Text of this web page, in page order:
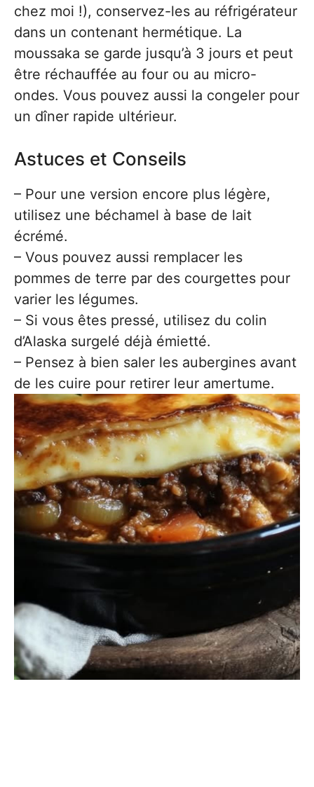
chez moi !), conservez-les au réfrigérateur
dans un contenant hermétique. La
moussaka se garde jusqu’à 3 jours et peut
être réchauffée au four ou au micro-
ondes. Vous pouvez aussi la congeler pour
un dîner rapide ultérieur.
Astuces et Conseils
– Pour une version encore plus légère,
utilisez une béchamel à base de lait
écrémé.
– Vous pouvez aussi remplacer les
pommes de terre par des courgettes pour
varier les légumes.
– Si vous êtes pressé, utilisez du colin
d’Alaska surgelé déjà émietté.
– Pensez à bien saler les aubergines avant
de les cuire pour retirer leur amertume.